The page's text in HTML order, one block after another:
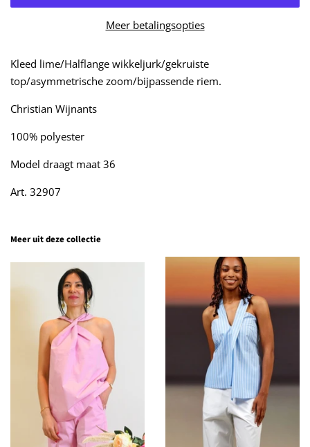
Meer betalingsopties
Kleed lime/Halflange wikkeljurk/gekruiste
top/asymmetrische zoom/bijpassende riem.
Christian Wijnants
100% polyester
Model draagt maat 36
Art. 32907
Meer uit deze collectie